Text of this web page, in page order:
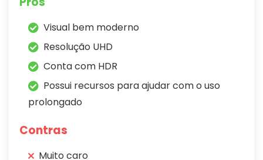
Visual bem moderno
Resolução UHD
Conta com HDR
Possui recursos para ajudar com o uso
prolongado
Contras
Muito caro